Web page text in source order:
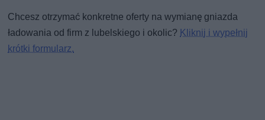
Chcesz otrzymać konkretne oferty na wymianę gniazda
ładowania od firm z lubelskiego i okolic? Kliknij i wypełnij
krótki formularz.